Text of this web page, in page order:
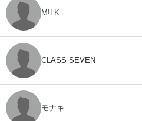
M!LK
CLASS SEVEN
モナキ